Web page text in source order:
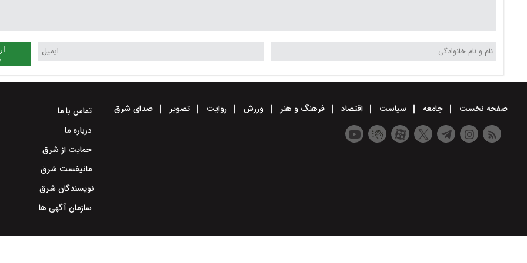
صفحه نخست جامعه سیاست اقتصاد فرهنگ و هنر ورزش روایت تصویر صدای شرق
تماس با ما
درباره ما
حمایت از شرق
مانیفست شرق
نویسندگان شرق
سازمان آگهی ها